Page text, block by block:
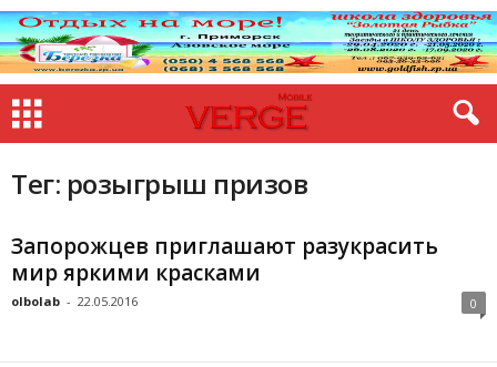
Тег: розыгрыш призов
Запорожцев приглашают разукрасить
мир яркими красками
olbolab - 22.05.2016 0